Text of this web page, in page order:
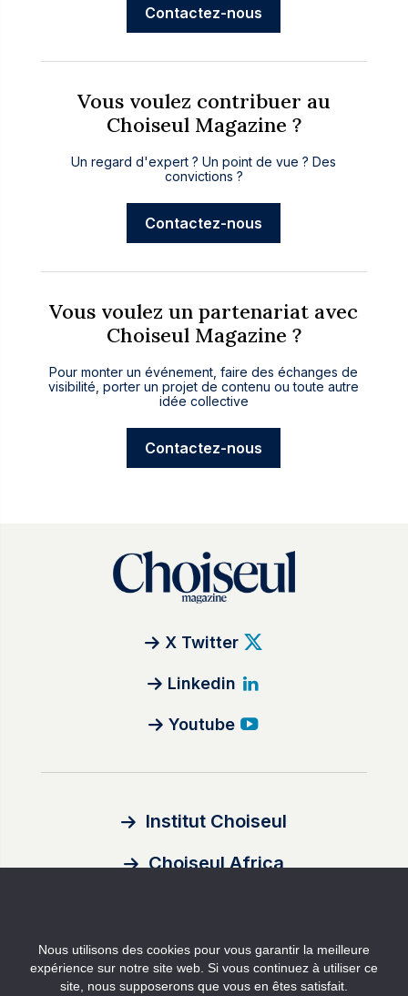
Contactez-nous
Vous voulez contribuer au
Choiseul Magazine ?
Un regard d'expert ? Un point de vue ? Des
convictions ?
Contactez-nous
Vous voulez un partenariat avec
Choiseul Magazine ?
Pour monter un événement, faire des échanges de
visibilité, porter un projet de contenu ou toute autre
idée collective
Contactez-nous
X Twitter
Linkedin
Youtube
Institut Choiseul
Choiseul Africa
Auteurs
Nous utilisons des cookies pour vous garantir la meilleure
expérience sur notre site web. Si vous continuez à utiliser ce
site, nous supposerons que vous en êtes satisfait.